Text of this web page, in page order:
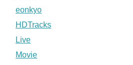
eonkyo
HDTracks
Live
Movie